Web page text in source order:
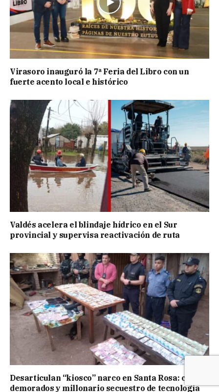
Virasoro inauguró la 7ª Feria del Libro con un
fuerte acento local e histórico
Valdés acelera el blindaje hídrico en el Sur
provincial y supervisa reactivación de ruta
Desarticulan “kiosco” narco en Santa Rosa: cuatro
demorados y millonario secuestro de tecnología